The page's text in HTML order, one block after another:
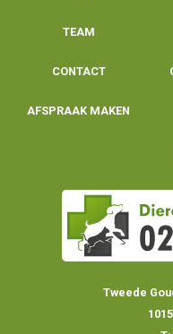
Hi! Click
TEAM
CONTACT
AFSPRAAK MAKEN
Tweede